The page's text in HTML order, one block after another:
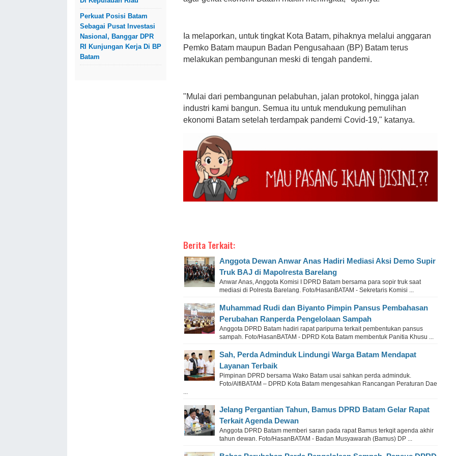
Perkuat Posisi Batam
Sebagai Pusat Investasi
Nasional, Banggar DPR
RI Kunjungan Kerja Di BP
Batam
Ia melaporkan, untuk tingkat Kota Batam, pihaknya melalui anggaran
Pemko Batam maupun Badan Pengusahaan (BP) Batam terus
melakukan pembangunan meski di tengah pandemi.
"Mulai dari pembangunan pelabuhan, jalan protokol, hingga jalan
industri kami bangun. Semua itu untuk mendukung pemulihan
ekonomi Batam setelah terdampak pandemi Covid-19," katanya.
Berita Terkait:
Anggota Dewan Anwar Anas Hadiri Mediasi Aksi Demo Supir
Truk BAJ di Mapolresta Barelang
Anwar Anas, Anggota Komisi I DPRD Batam bersama para sopir truk saat
mediasi di Polresta Barelang. Foto/HasanBATAM - Sekretaris Komisi ...
Muhammad Rudi dan Biyanto Pimpin Pansus Pembahasan
Perubahan Ranperda Pengelolaan Sampah
Anggota DPRD Batam hadiri rapat paripurna terkait pembentukan pansus
sampah. Foto/HasanBATAM - DPRD Kota Batam membentuk Panitia Khusu ...
Sah, Perda Adminduk Lindungi Warga Batam Mendapat
Layanan Terbaik
Pimpinan DPRD bersama Wako Batam usai sahkan perda adminduk.
Foto/AlfiBATAM – DPRD Kota Batam mengesahkan Rancangan Peraturan Dae
Jelang Pergantian Tahun, Bamus DPRD Batam Gelar Rapat
Terkait Agenda Dewan
Anggota DPRD Batam memberi saran pada rapat Bamus terkqit agenda akhir
tahun dewan. Foto/HasanBATAM - Badan Musyawarah (Bamus) DP ...